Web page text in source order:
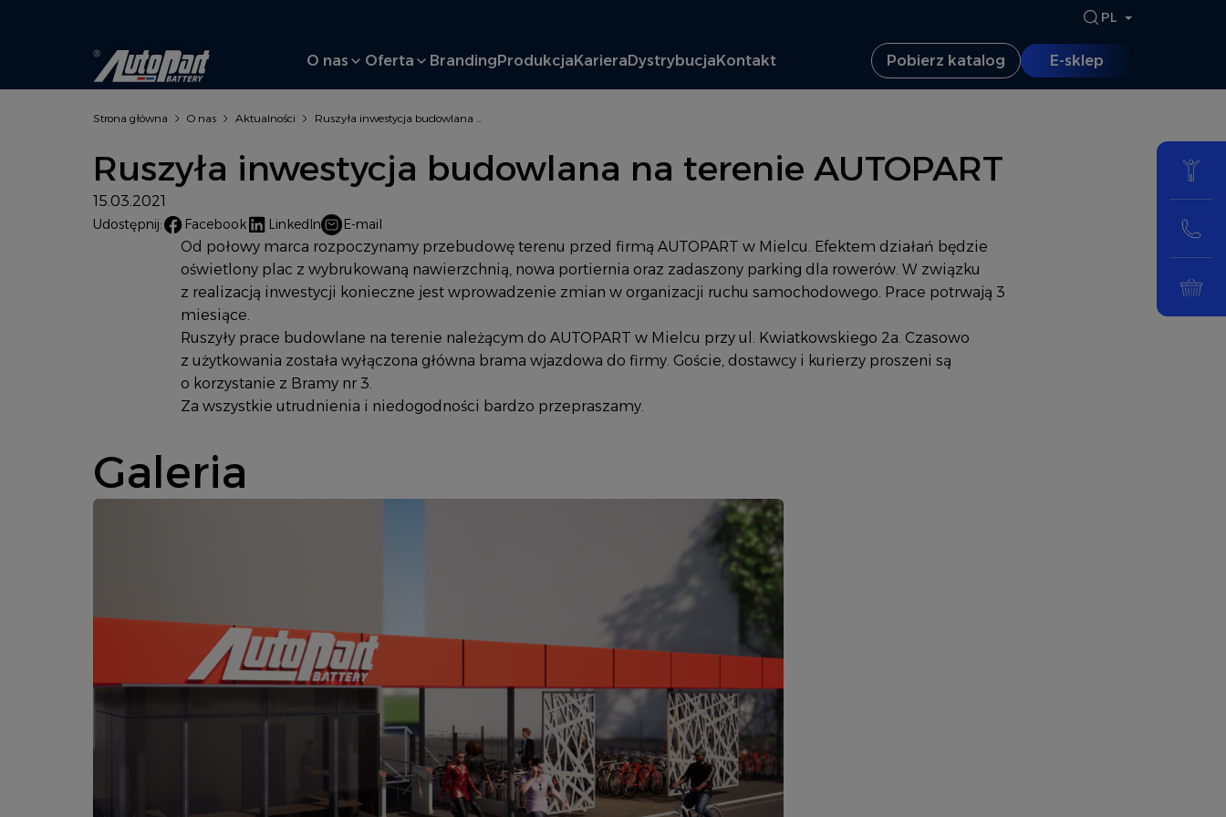
PL AKTUALNY
Autopart
O nas Oferta Branding Produkcja Kariera Dystrybucja Kontakt Pobierz katalog E-sklep
Strona główna O nas Aktualności Ruszyła inwestycja budowlana ...
Ruszyła inwestycja budowlana na terenie AUTOPART
15.03.2021
Udostępnij: Facebook LinkedIn E-mail
Od połowy marca rozpoczynamy przebudowę terenu przed firmą AUTOPART w Mielcu. Efektem działań będzie
oświetlony plac z wybrukowaną nawierzchnią, nowa portiernia oraz zadaszony parking dla rowerów. W związku
z realizacją inwestycji konieczne jest wprowadzenie zmian w organizacji ruchu samochodowego. Prace potrwają 3
miesiące.
Ruszyły prace budowlane na terenie należącym do AUTOPART w Mielcu przy ul. Kwiatkowskiego 2a. Czasowo
z użytkowania została wyłączona główna brama wjazdowa do firmy. Goście, dostawcy i kurierzy proszeni są
o korzystanie z Bramy nr 3.
Za wszystkie utrudnienia i niedogodności bardzo przepraszamy.
Galeria